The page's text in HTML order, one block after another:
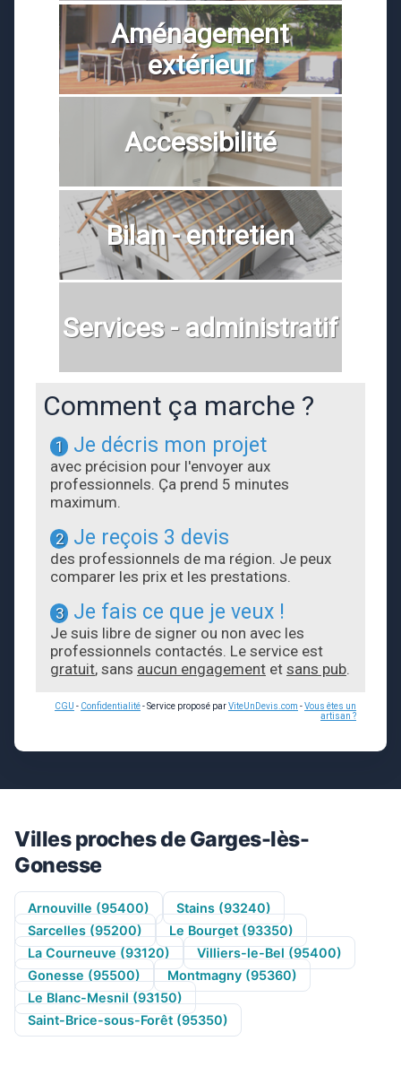
Aménagement
extérieur
Accessibilité
Bilan - entretien
Services - administratif
Comment ça marche ?
1 Je décris mon projet
avec précision pour l'envoyer aux
professionnels. Ça prend 5 minutes
maximum.
2 Je reçois 3 devis
des professionnels de ma région. Je peux
comparer les prix et les prestations.
3 Je fais ce que je veux !
Je suis libre de signer ou non avec les
professionnels contactés. Le service est
gratuit, sans aucun engagement et sans pub.
CGU - Confidentialité- Service proposé parViteUnDevis.com -Vous êtes un
artisan ?
Villes proches de Garges-lès-
Gonesse
Arnouville (95400)
Stains (93240)
Sarcelles (95200)
Le Bourget (93350)
La Courneuve (93120)
Villiers-le-Bel (95400)
Gonesse (95500)
Montmagny (95360)
Le Blanc-Mesnil (93150)
Saint-Brice-sous-Forêt (95350)